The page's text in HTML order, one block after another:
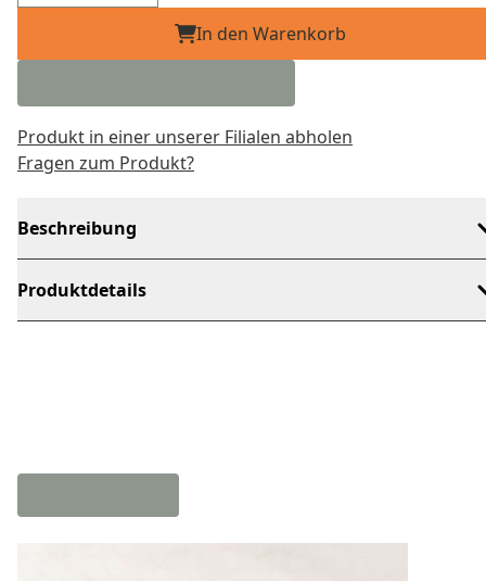
In den Warenkorb
Produkt in einer unserer Filialen abholen
Fragen zum Produkt?
Beschreibung
Produktdetails